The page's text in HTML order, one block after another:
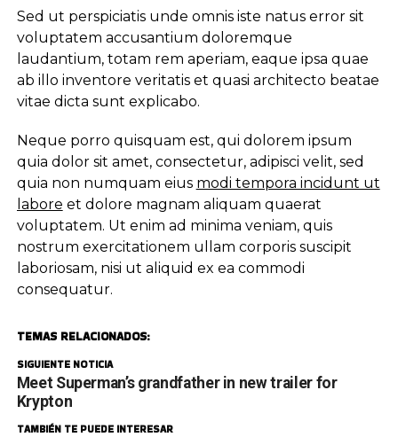
Sed ut perspiciatis unde omnis iste natus error sit
voluptatem accusantium doloremque
laudantium, totam rem aperiam, eaque ipsa quae
ab illo inventore veritatis et quasi architecto beatae
vitae dicta sunt explicabo.
Neque porro quisquam est, qui dolorem ipsum
quia dolor sit amet, consectetur, adipisci velit, sed
quia non numquam eius modi tempora incidunt ut
labore et dolore magnam aliquam quaerat
voluptatem. Ut enim ad minima veniam, quis
nostrum exercitationem ullam corporis suscipit
laboriosam, nisi ut aliquid ex ea commodi
consequatur.
TEMAS RELACIONADOS:
SIGUIENTE NOTICIA
Meet Superman’s grandfather in new trailer for
Krypton
TAMBIÉN TE PUEDE INTERESAR